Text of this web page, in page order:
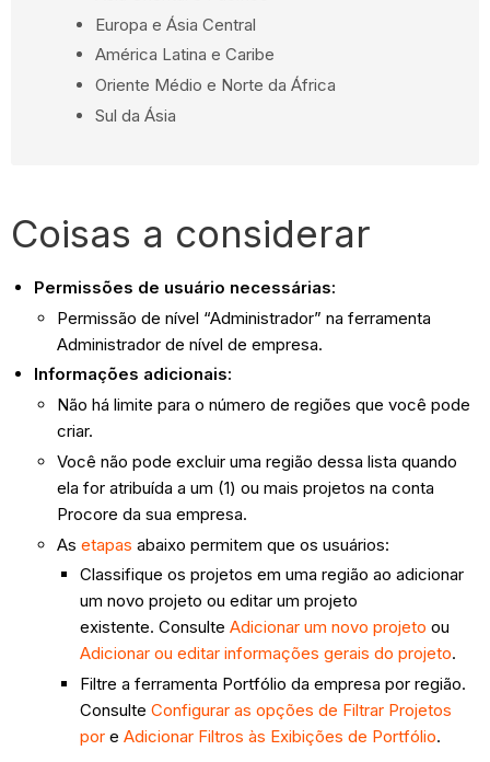
Europa e Ásia Central
América Latina e Caribe
Oriente Médio e Norte da África
Sul da Ásia
Coisas a considerar
Permissões de usuário necessárias:
Permissão de nível “Administrador” na ferramenta
Administrador de nível de empresa.
Informações adicionais:
Não há limite para o número de regiões que você pode
criar.
Você não pode excluir uma região dessa lista quando
ela for atribuída a um (1) ou mais projetos na conta
Procore da sua empresa.
Asetapas abaixo permitem que os usuários:
Classifique os projetos em uma região ao adicionar
um novo projeto ou editar um projeto
existente. ConsulteAdicionar um novo projeto ou
Adicionar ou editar informações gerais do projeto.
Filtre a ferramenta Portfólio da empresa por região.
ConsulteConfigurar as opções de Filtrar Projetos
por eAdicionar Filtros às Exibições de Portfólio.